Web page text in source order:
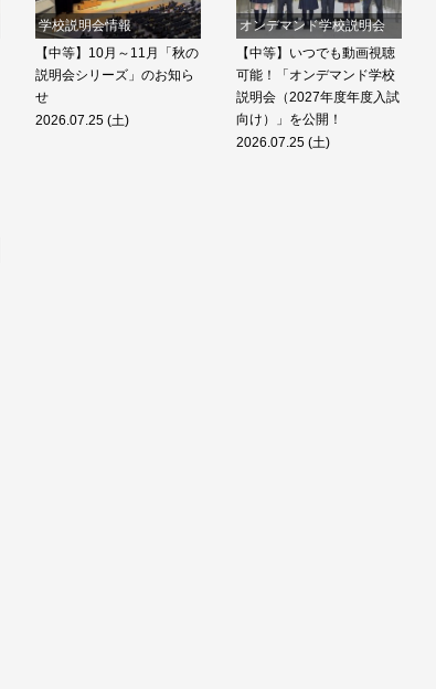
学校説明会情報
【中等】10月～11月「秋の
説明会シリーズ」のお知ら
せ
2026.07.25 (土)
オンデマンド学校説明会
【中等】いつでも動画視聴
可能！「オンデマンド学校
説明会（2027年度年度入試
向け）」を公開！
2026.07.25 (土)